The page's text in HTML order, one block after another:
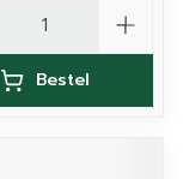
Bestel